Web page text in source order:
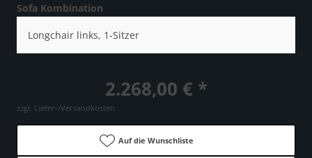
Sofa Kombination
Longchair links, 1-Sitzer
2.268,00 € *
zzgl. Liefer-/Versandkosten
Auf die Wunschliste